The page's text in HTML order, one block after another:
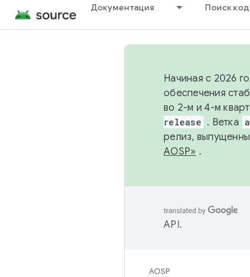
Документация Поиск
Начиная с 2026
обеспечения
во 2-м и 4-м
release . Ветка
релиз,
AOSP» .
API.
AOSP